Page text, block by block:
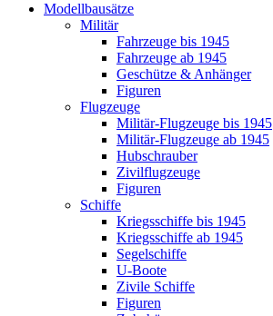
Modellbausätze
Militär
Fahrzeuge bis 1945
Fahrzeuge ab 1945
Geschütze & Anhänger
Figuren
Flugzeuge
Militär-Flugzeuge bis 1945
Militär-Flugzeuge ab 1945
Hubschrauber
Zivilflugzeuge
Figuren
Schiffe
Kriegsschiffe bis 1945
Kriegsschiffe ab 1945
Segelschiffe
U-Boote
Zivile Schiffe
Figuren